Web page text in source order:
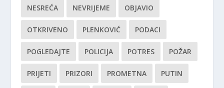
NESREĆA NEVRIJEME OBJAVIO
OTKRIVENO PLENKOVIĆ PODACI
POGLEDAJTE POLICIJA POTRES POŽAR
PRIJETI PRIZORI PROMETNA PUTIN